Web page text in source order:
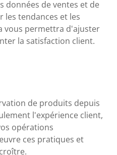
données de ventes et de
tendances et les
vous permettra d'ajuster
la satisfaction client.
de produits depuis
l'expérience client,
opérations
ces pratiques et